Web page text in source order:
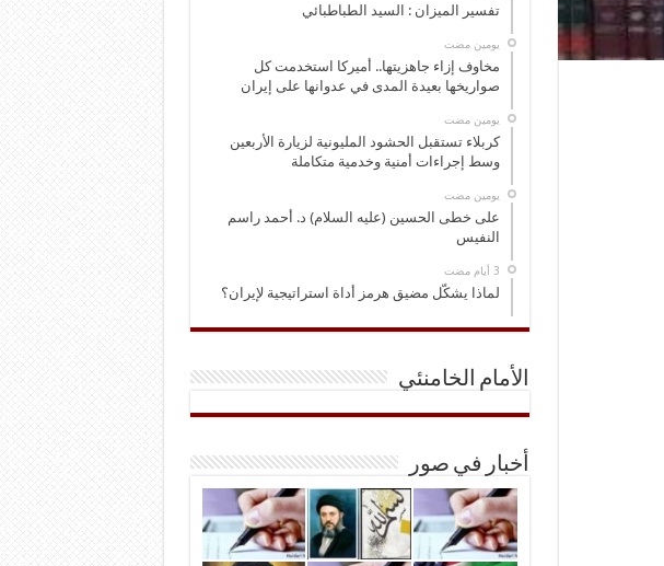
تفسير الميزان : السيد الطباطبائي
‏يومين مضت
مخاوف إزاء جاهزيتها.. أميركا استخدمت كل
صواريخها بعيدة المدى في عدوانها على إيران
‏يومين مضت
كربلاء تستقبل الحشود المليونية لزيارة الأربعين
وسط إجراءات أمنية وخدمية متكاملة
‏يومين مضت
على خطى الحسين (عليه السلام) د. أحمد راسم
النفيس
لماذا يشكّل مضيق هرمز أداة استراتيجية لإيران؟
الأمام الخامنئي
أخبار في صور